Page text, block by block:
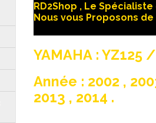
RD2Shop , Le
Nous vous Proposons
YAMAHA : YZ125
Année : 2002 ,
2013 , 2014 .